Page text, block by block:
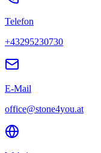
Telefon
+43295230730
E-Mail
office@stone4you.at